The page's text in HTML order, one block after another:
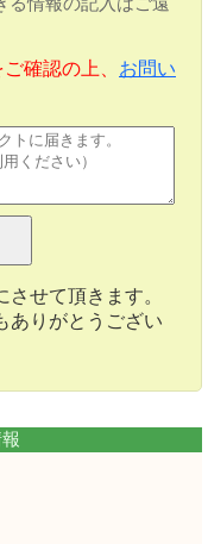
ご確認の上、 お問い
せて頂きます。
ありがとうござい